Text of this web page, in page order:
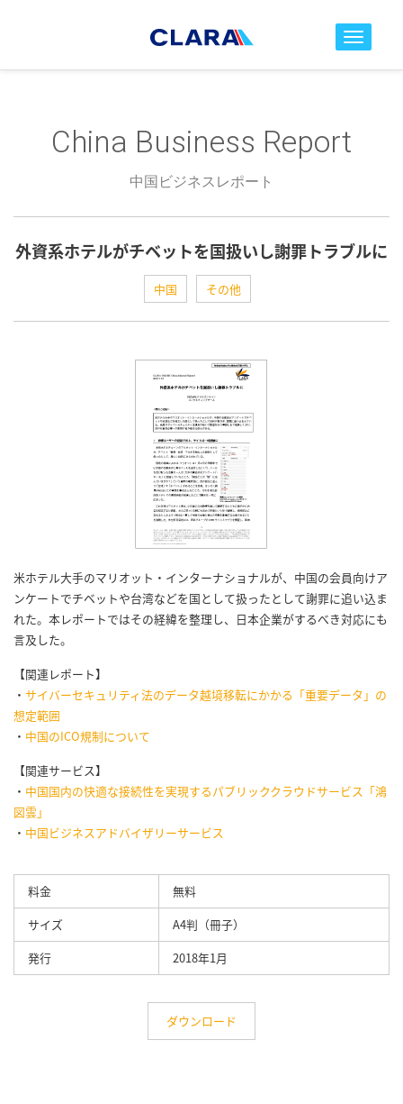
toggle
China Business Report
中国ビジネスレポート
外資系ホテルがチベットを国扱いし謝罪トラブルに
中国 その他
米ホテル大手のマリオット・インターナショナルが、中国の会員向けア
ンケートでチベットや台湾などを国として扱ったとして謝罪に追い込ま
れた。本レポートではその経緯を整理し、日本企業がするべき対応にも
言及した。
【関連レポート】
・ サイバーセキュリティ法のデータ越境移転にかかる「重要データ」の
想定範囲
・ 中国のICO規制について
【関連サービス】
・ 中国国内の快適な接続性を実現するパブリッククラウドサービス「鴻
図雲」
・ 中国ビジネスアドバイザリーサービス
料金
無料
サイズ
A4判（冊子）
発行
2018年1月
ダウンロード